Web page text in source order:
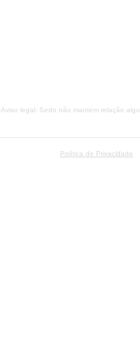
. Aviso legal: Sedo não mantém relação
Política de Privacidade